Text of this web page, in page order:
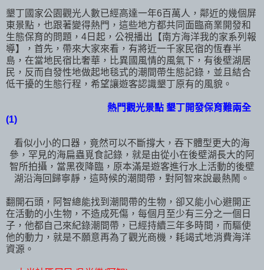
墾丁國家公園觀光人數已經高達一年6百萬人，鄰近的幾個屏
東景點，也跟著變得熱門，這些地方都共同面臨商業開發和
生態保育的問題，4日起，公視播出【南方海洋我的家系列報
導】，首先，帶來大家來看，有將近一千家民宿的恆春半
島，在當地民宿比奢華，比異國風情的風氣下，有後壁湖居
民，反而自發性地做起地毯式的潮間帶生態記錄，並且結合
低干擾的生態行程，希望讓遊客認識墾丁原有的風貌。
熱門觀光景點 墾丁開發保育難兩全
(1)
看似小小的口器，竟然可以不斷撐大，吞下體型更大的海
參，罕見的海扁蟲覓食記錄，就是由從小在後壁湖長大的阿
智所拍攝，當黑夜降臨，原本滿是遊客進行水上活動的後壁
湖沿海回歸寧靜，這時候的潮間帶，對阿智來說最熱鬧。
翻開石頭，阿智總能找到潮間帶的生物，卻又能小心避開正
在活動的小生物，不造成死傷，每個月至少有三分之一個日
子，他都自己來紀錄潮間帶，已經持續三年多時間，而驅使
他的動力，就是不願意再為了觀光商機，耗竭式地消費海洋
資源。